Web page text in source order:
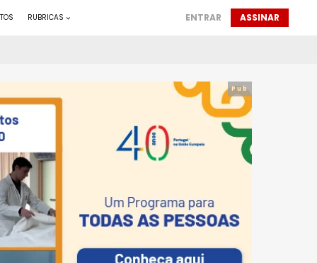
RUBRICAS ENTRAR ASSINAR
Pub